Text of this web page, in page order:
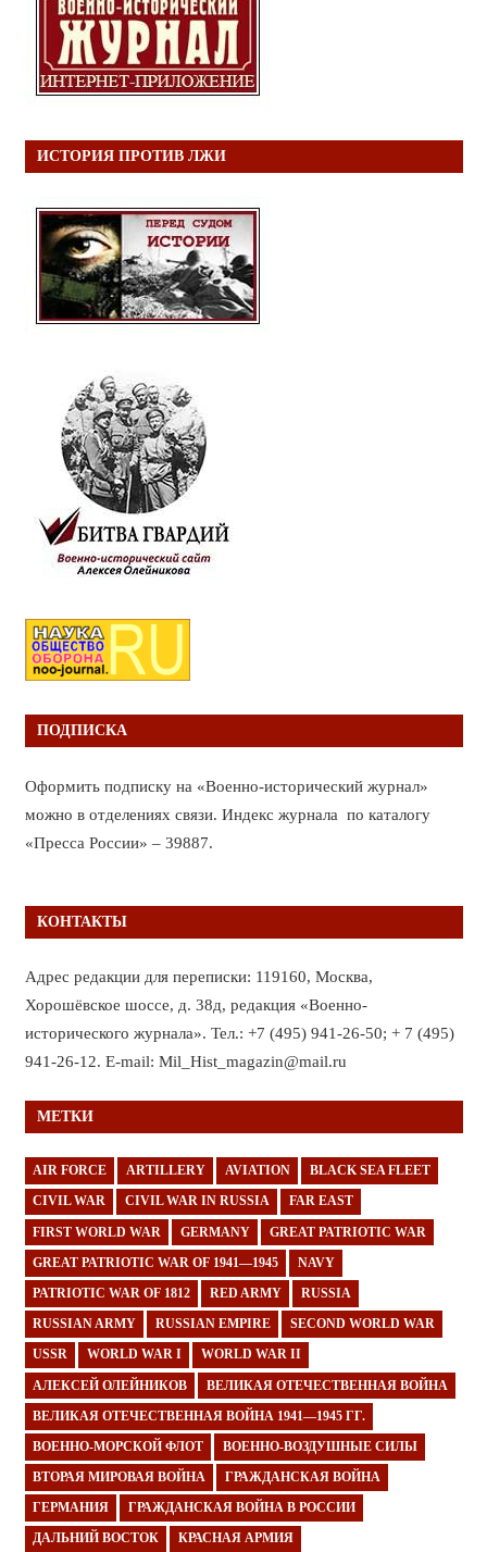
ИСТОРИЯ ПРОТИВ ЛЖИ
ПОДПИСКА
Оформить подписку на «Военно-исторический журнал»
можно в отделениях связи. Индекс журнала по каталогу
«Пресса России» – 39887.
КОНТАКТЫ
Адрес редакции для переписки: 119160, Москва,
Хорошёвское шоссе, д. 38д, редакция «Военно-
исторического журнала». Тел.: +7 (495) 941-26-50; + 7 (495)
941-26-12. E-mail: Mil_Hist_magazin@mail.ru
МЕТКИ
AIR FORCE ARTILLERY AVIATION BLACK SEA FLEET
CIVIL WAR CIVIL WAR IN RUSSIA FAR EAST
FIRST WORLD WAR GERMANY GREAT PATRIOTIC WAR
GREAT PATRIOTIC WAR OF 1941—1945 NAVY
PATRIOTIC WAR OF 1812 RED ARMY RUSSIA
RUSSIAN ARMY RUSSIAN EMPIRE SECOND WORLD WAR
USSR WORLD WAR I WORLD WAR II
АЛЕКСЕЙ ОЛЕЙНИКОВ ВЕЛИКАЯ ОТЕЧЕСТВЕННАЯ ВОЙНА
ВЕЛИКАЯ ОТЕЧЕСТВЕННАЯ ВОЙНА 1941—1945 ГГ.
ВОЕННО-МОРСКОЙ ФЛОТ ВОЕННО-ВОЗДУШНЫЕ СИЛЫ
ВТОРАЯ МИРОВАЯ ВОЙНА ГРАЖДАНСКАЯ ВОЙНА
ГЕРМАНИЯ ГРАЖДАНСКАЯ ВОЙНА В РОССИИ
ДАЛЬНИЙ ВОСТОК КРАСНАЯ АРМИЯ